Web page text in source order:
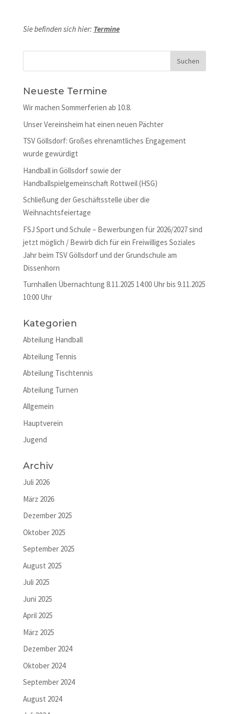
Sie befinden sich hier: Termine
Neueste Termine
Wir machen Sommerferien ab 10.8.
Unser Vereinsheim hat einen neuen Pächter
TSV Göllsdorf: Großes ehrenamtliches Engagement
wurde gewürdigt
Handball in Göllsdorf sowie der
Handballspielgemeinschaft Rottweil (HSG)
Schließung der Geschäftsstelle über die
Weihnachtsfeiertage
FSJ Sport und Schule – Bewerbungen für 2026/2027 sind
jetzt möglich / Bewirb dich für ein Freiwilliges Soziales
Jahr beim TSV Göllsdorf und der Grundschule am
Dissenhorn
Turnhallen Übernachtung 8.11.2025 14:00 Uhr bis 9.11.2025
10:00 Uhr
Kategorien
Abteilung Handball
Abteilung Tennis
Abteilung Tischtennis
Abteilung Turnen
Allgemein
Hauptverein
Jugend
Archiv
Juli 2026
März 2026
Dezember 2025
Oktober 2025
September 2025
August 2025
Juli 2025
Juni 2025
April 2025
März 2025
Dezember 2024
Oktober 2024
September 2024
August 2024